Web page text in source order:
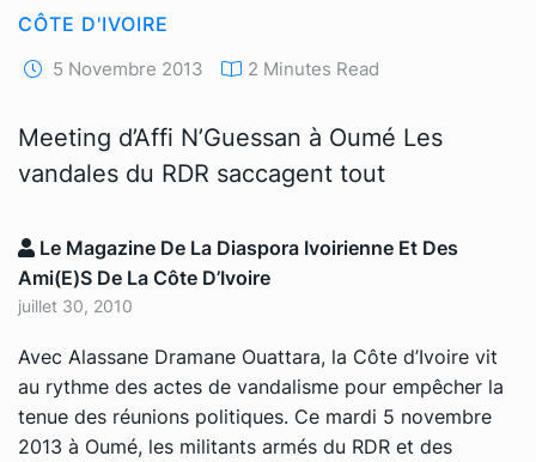
CÔTE D'IVOIRE
5 Novembre 2013 2 Minutes Read
Meeting d’Affi N’Guessan à Oumé Les
vandales du RDR saccagent tout
Le Magazine De La Diaspora Ivoirienne Et Des
Ami(e)s De La Côte D’Ivoire
juillet 30, 2010
Avec Alassane Dramane Ouattara, la Côte d’Ivoire vit
au rythme des actes de vandalisme pour empêcher la
tenue des réunions politiques. Ce mardi 5 novembre
2013 à Oumé, les militants armés du RDR et des